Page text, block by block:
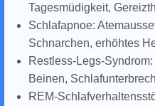
Tagesmüdigkeit,
Schlafapnoe:
Schnarchen, erhöhtes
Restless-Legs-
Beinen,
REM-